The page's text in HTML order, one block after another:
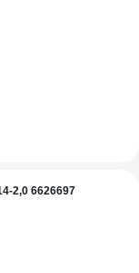
2,0 6626697